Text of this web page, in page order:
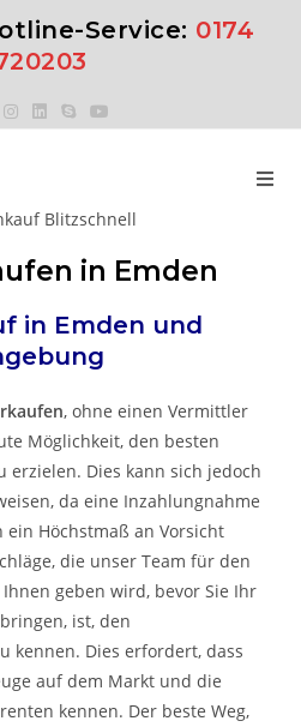
Service: 0174
in Emden
in Emden und
, ohne einen Vermittler
Möglichkeit, den besten
erzielen. Dies kann sich jedoch
da eine Inzahlungnahme
Höchstmaß an Vorsicht
die unser Team für den
Ihnen geben wird, bevor Sie Ihr
ist, den
kennen. Dies erfordert, dass
auf dem Markt und die
kennen. Der beste Weg,